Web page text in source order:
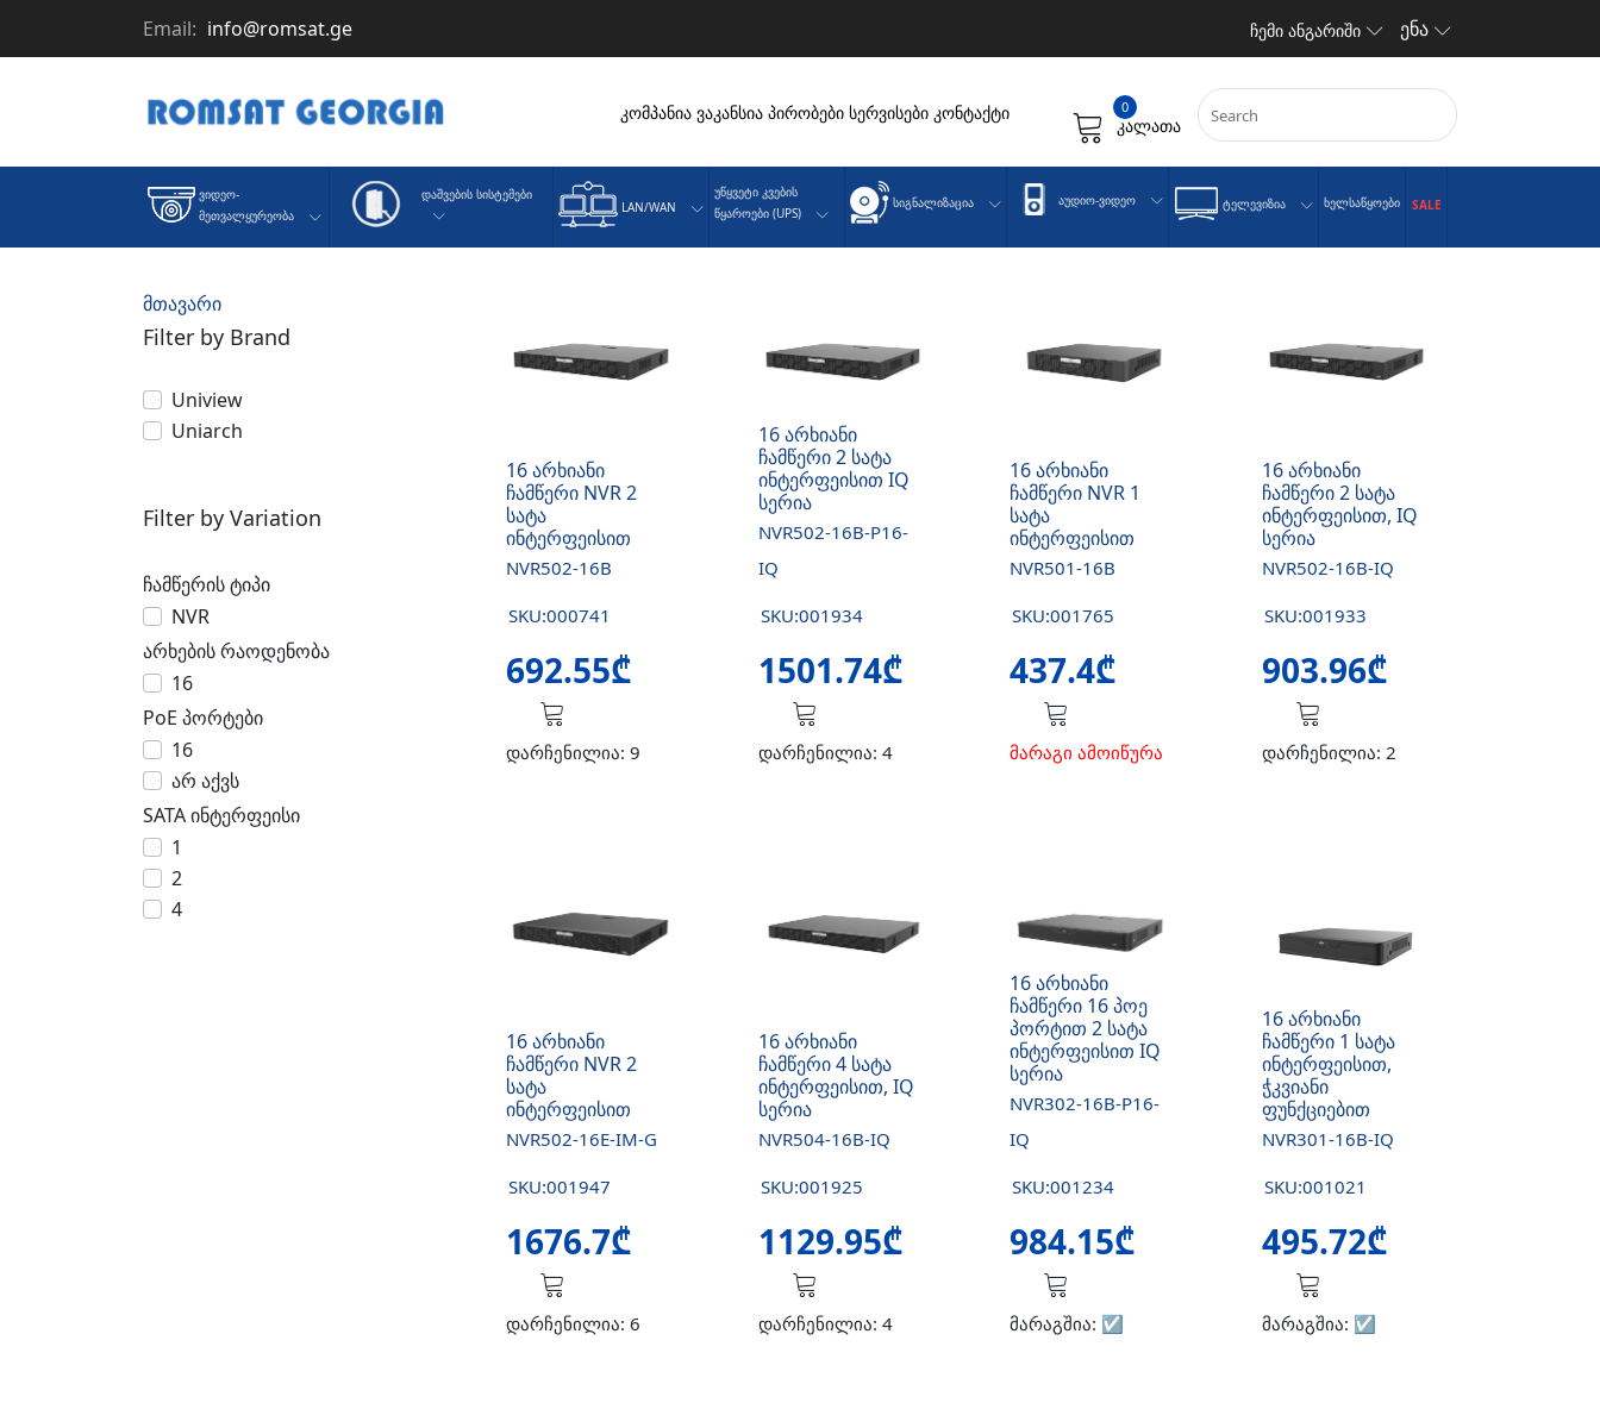
Email: info@romsat.ge ჩემი ანგარიში ენა
კომპანია ვაკანსია პირობები სერვისები კონტაქტი 0
კალათა
Ვიდეო-
Მეთვალყურეობა
Დაშვების Სისტემები
LAN/WAN
Უწყვეტი Კვების
Წყაროები (UPS)
Სიგნალიზაცია Აუდიო-Ვიდეო Ტელევიზია Ხელსაწყოები SALE
მთავარი
Filter by Brand
Uniview
Uniarch
Filter by Variation
ჩამწერის ტიპი
NVR
არხების რაოდენობა
16
PoE პორტები
16
არ აქვს
SATA ინტერფეისი
1
2
4
16 არხიანი
ჩამწერი NVR 2
სატა
ინტერფეისით
NVR502-16B
SKU:000741
692.55₾
დარჩენილია: 9
16 არხიანი
ჩამწერი 2 სატა
ინტერფეისით IQ
სერია
NVR502-16B-P16-
IQ
SKU:001934
1501.74₾
დარჩენილია: 4
16 არხიანი
ჩამწერი NVR 1
სატა
ინტერფეისით
NVR501-16B
SKU:001765
437.4₾
მარაგი ამოიწურა
16 არხიანი
ჩამწერი 2 სატა
ინტერფეისით, IQ
სერია
NVR502-16B-IQ
SKU:001933
903.96₾
დარჩენილია: 2
16 არხიანი
ჩამწერი NVR 2
სატა
ინტერფეისით
NVR502-16E-IM-G
SKU:001947
1676.7₾
დარჩენილია: 6
16 არხიანი
ჩამწერი 4 სატა
ინტერფეისით, IQ
სერია
NVR504-16B-IQ
SKU:001925
1129.95₾
დარჩენილია: 4
16 არხიანი
ჩამწერი 16 პოე
პორტით 2 სატა
ინტერფეისით IQ
სერია
NVR302-16B-P16-
IQ
SKU:001234
984.15₾
მარაგშია: ☑️
16 არხიანი
ჩამწერი 1 სატა
ინტერფეისით,
ჭკვიანი
ფუნქციებით
NVR301-16B-IQ
SKU:001021
495.72₾
მარაგშია: ☑️